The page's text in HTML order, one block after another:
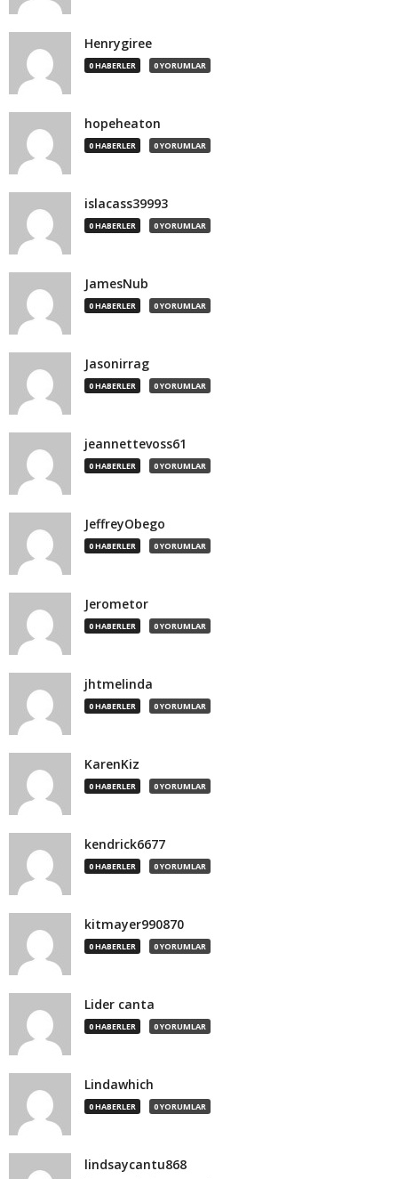
Henrygiree
0 HABERLER 0 YORUMLAR
hopeheaton
0 HABERLER 0 YORUMLAR
islacass39993
0 HABERLER 0 YORUMLAR
JamesNub
0 HABERLER 0 YORUMLAR
Jasonirrag
0 HABERLER 0 YORUMLAR
jeannettevoss61
0 HABERLER 0 YORUMLAR
JeffreyObego
0 HABERLER 0 YORUMLAR
Jerometor
0 HABERLER 0 YORUMLAR
jhtmelinda
0 HABERLER 0 YORUMLAR
KarenKiz
0 HABERLER 0 YORUMLAR
kendrick6677
0 HABERLER 0 YORUMLAR
kitmayer990870
0 HABERLER 0 YORUMLAR
Lider canta
0 HABERLER 0 YORUMLAR
Lindawhich
0 HABERLER 0 YORUMLAR
lindsaycantu868